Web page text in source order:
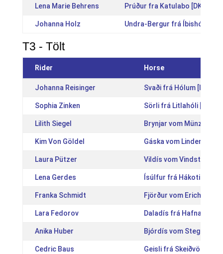
Lena Marie Behrens Prúður fra Katulabo
Johanna Holz Undra-Bergur frá Íbishóli
T3 - Tölt
Rider Horse
Johanna Reisinger Svaði frá Hólum
Sophia Zinken Sörli frá Litlahóli
Lilith Siegel Brynjar vom
Kim Von Göldel Gáska vom Lindenhof
Laura Pützer Vildís vom Vindstaðir
Lena Gerdes Ísúlfur frá Hákoti
Franka Schmidt Fjörður vom Erichshof
Lara Fedorov Daladís frá Hafnarfirði
Anika Huber Bjórdís vom Stegberg
Cedric Baus Geisli frá Skeiðvöllum